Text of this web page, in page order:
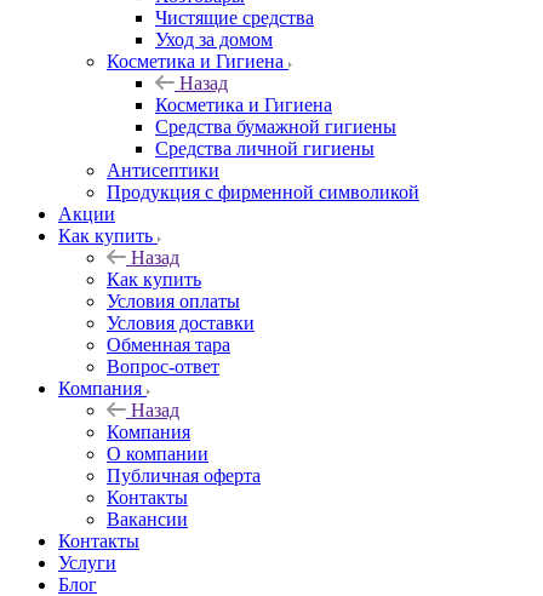
Чистящие средства
Уход за домом
Косметика и Гигиена
Назад
Косметика и Гигиена
Средства бумажной гигиены
Средства личной гигиены
Антисептики
Продукция с фирменной символикой
Акции
Как купить
Назад
Как купить
Условия оплаты
Условия доставки
Обменная тара
Вопрос-ответ
Компания
Назад
Компания
О компании
Публичная оферта
Контакты
Вакансии
Контакты
Услуги
Блог